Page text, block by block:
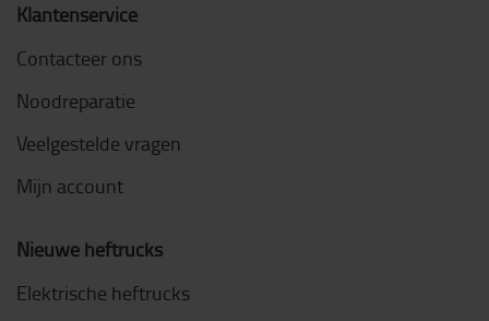
Klantenservice
Contacteer ons
Noodreparatie
Veelgestelde vragen
Mijn account
Nieuwe heftrucks
Elektrische heftrucks